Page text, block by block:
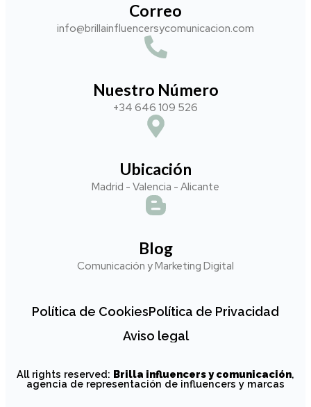
Correo
info@brillainfluencersycomunicacion.com​
Nuestro Número
+34 646 109 526
Ubicación
Madrid - Valencia - Alicante
Blog
Comunicación y Marketing Digital
Política de CookiesPolítica de Privacidad
Aviso legal
All rights reserved: Brilla influencers y comunicación,
agencia de representación de influencers y marcas